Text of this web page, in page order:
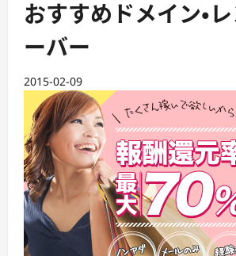
おすすめドメイン・
ーバー
2015-02-09